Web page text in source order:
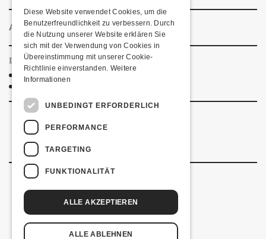
ANLASSINFORMATIONEN
LINKS & PARTNER
Facebook-Event
Kulturfabrik Kofmehl
Kofmehlweg 1
Diese Website verwendet Cookies, um die
Benutzerfreundlichkeit zu verbessern. Durch
die Nutzung unserer Website erklären Sie
sich mit der Verwendung von Cookies in
Übereinstimmung mit unserer Cookie-
Richtlinie einverstanden. Weitere
Informationen
UNBEDINGT ERFORDERLICH
PERFORMANCE
TARGETING
FUNKTIONALITÄT
ALLE AKZEPTIEREN
ALLE ABLEHNEN